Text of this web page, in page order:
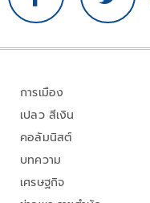
การเมือง
เปลว สีเงิน
คอลัมนิสต์
บทความ
เศรษฐกิจ